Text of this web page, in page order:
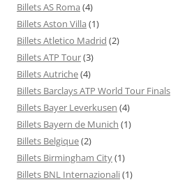
Billets AS Roma (4)
Billets Aston Villa (1)
Billets Atletico Madrid (2)
Billets ATP Tour(3)
Billets Autriche(4)
Billets Barclays ATP World Tour Finals
Billets Bayer Leverkusen (4)
Billets Bayern de Munich (1)
Billets Belgique(2)
Billets Birmingham City(1)
Billets BNL Internazionali(1)